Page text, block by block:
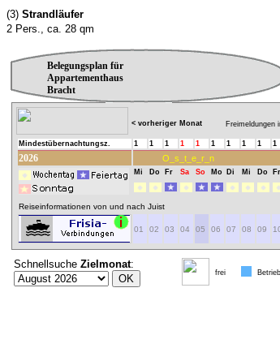
(3) Strandläufer
2 Pers., ca. 28 qm
Belegungsplan für
Appartementhaus
Bracht
< vorheriger Monat Freimeldungen
Mindestübernachtungsz. 1 1 1 1 1 1 1 1 1 1
2026 O_s_t_e_r_n
Mi Do Fr Sa So Mo Di Mi Do Fr
Reiseinformationen von und nach Juist
01 02 03 04 05 06 07 08 09
Schnellsuche Zielmonat:
frei